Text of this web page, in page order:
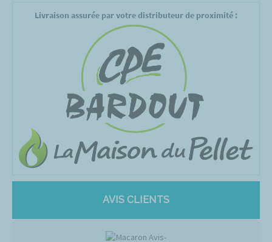
Livraison assurée par votre distributeur de proximité :
AVIS CLIENTS